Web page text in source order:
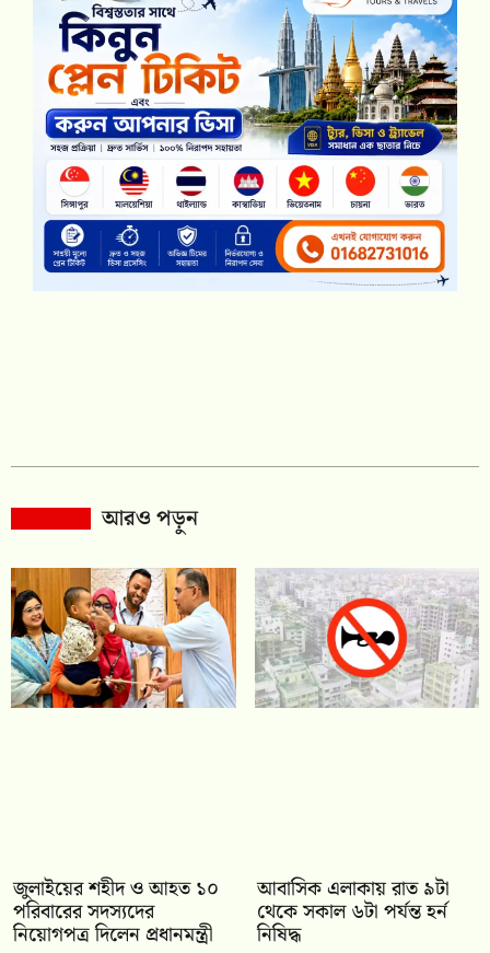
আরও পড়ুন
জুলাইয়ের শহীদ ও আহত ১০
পরিবারের সদস্যদের
নিয়োগপত্র দিলেন প্রধানমন্ত্রী
আবাসিক এলাকায় রাত ৯টা
থেকে সকাল ৬টা পর্যন্ত হর্ন
নিষিদ্ধ